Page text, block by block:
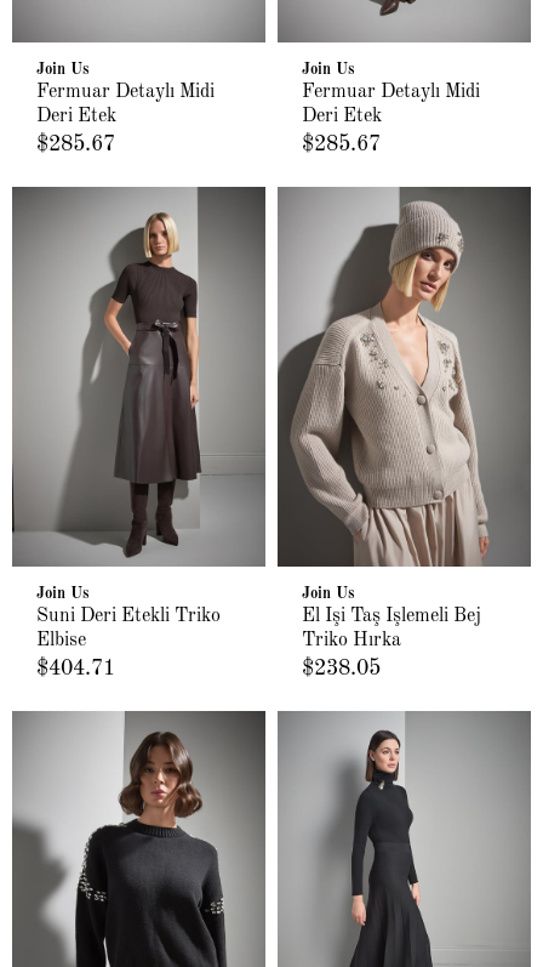
Join Us
Fermuar Detaylı Midi
Deri Etek
$285.67
Join Us
Fermuar Detaylı Midi
Deri Etek
$285.67
Join Us
Suni Deri Etekli Triko
Elbise
$404.71
Join Us
El İşi Taş İşlemeli Bej
Triko Hırka
$238.05